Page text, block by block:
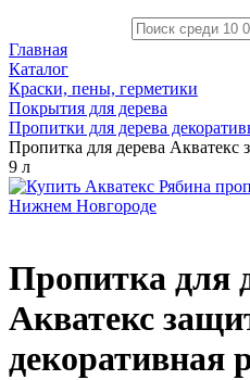
Главная
Каталог
Краски, пены, герметики
Покрытия для дерева
Пропитки для дерева
Пропитка для дерева Акватекс
9 л
Пропитка для
Акватекс
декоративная